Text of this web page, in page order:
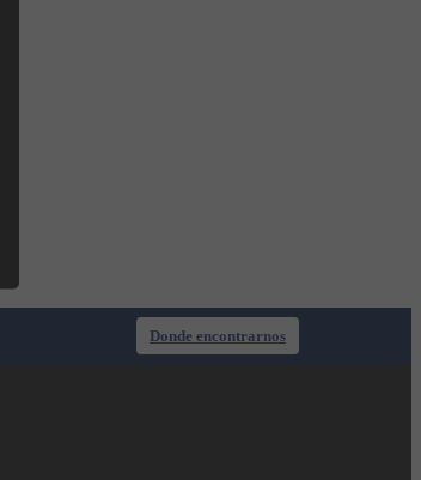
Donde encontrarnos